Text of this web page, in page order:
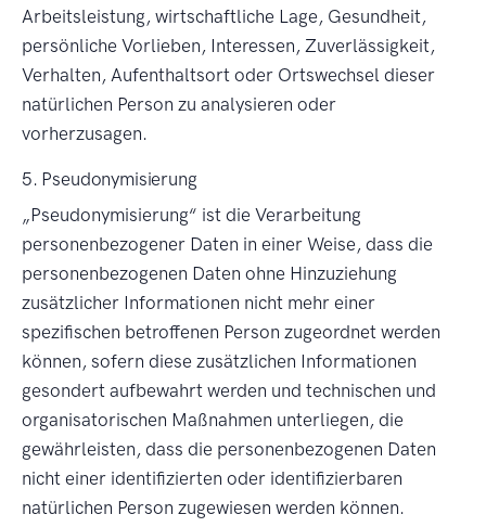
Arbeitsleistung, wirtschaftliche Lage, Gesundheit,
persönliche Vorlieben, Interessen, Zuverlässigkeit,
Verhalten, Aufenthaltsort oder Ortswechsel dieser
natürlichen Person zu analysieren oder
vorherzusagen.
5. Pseudonymisierung
Pseudonymisierung
ist die Verarbeitung
personenbezogener Daten in einer Weise, dass die
personenbezogenen Daten ohne Hinzuziehung
zusätzlicher Informationen nicht mehr einer
spezifischen betroffenen Person zugeordnet werden
können, sofern diese zusätzlichen Informationen
gesondert aufbewahrt werden und technischen und
organisatorischen Maßnahmen unterliegen, die
gewährleisten, dass die personenbezogenen Daten
nicht einer identifizierten oder identifizierbaren
natürlichen Person zugewiesen werden können.